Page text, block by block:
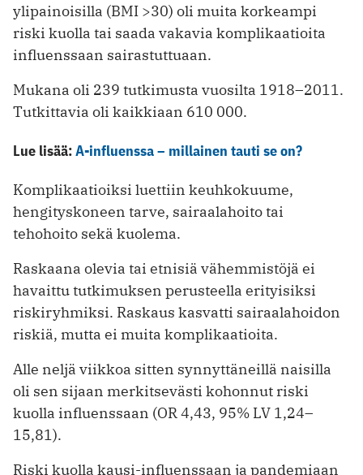
ylipainoisilla (BMI >30) oli muita korkeampi
riski kuolla tai saada vakavia komplikaatioita
influenssaan sairastuttuaan.
Mukana oli 239 tutkimusta vuosilta 1918–2011.
Tutkittavia oli kaikkiaan 610 000.
Lue lisää:A-influenssa – millainen tauti se on?
Komplikaatioiksi luettiin keuhkokuume,
hengityskoneen tarve, sairaalahoito tai
tehohoito sekä kuolema.
Raskaana olevia tai etnisiä vähemmistöjä ei
havaittu tutkimuksen perusteella erityisiksi
riskiryhmiksi. Raskaus kasvatti sairaalahoidon
riskiä, mutta ei muita komplikaatioita.
Alle neljä viikkoa sitten synnyttäneillä naisilla
oli sen sijaan merkitsevästi kohonnut riski
kuolla influenssaan (OR 4,43, 95% LV 1,24–
15,81).
Riski kuolla kausi-influenssaan ja pandemiaan